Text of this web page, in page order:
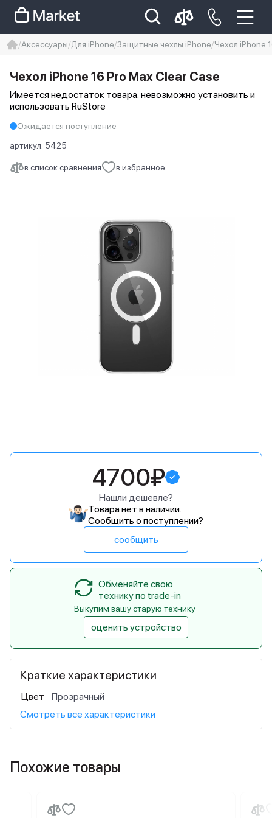
Iphone 14 pro max
айфон 14
Аксессуары Для iPhone Защитные чехлы iPhone Чехол iPhone
в список сравнения в избранное
Чехол iPhone 16 Pro Max Clear Case
Имеется недостаток товара: невозможно установить и
использовать RuStore
Ожидается поступление
артикул: 5425
Краткие характеристики
Цвет
Прозрачный
Смотреть все характеристики
4700₽
Нашли дешевле?
Товара нет в наличии.
Сообщить о поступлении?
сообщить
Обменяйте свою
технику по trade-in
Выкупим вашу старую технику
оценить устройство
Похожие товары